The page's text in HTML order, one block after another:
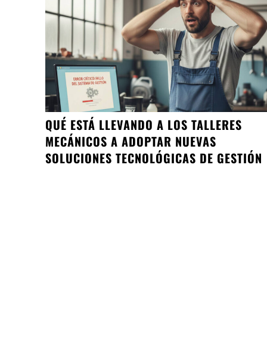
QUÉ ESTÁ LLEVANDO A LOS TALLERES
MECÁNICOS A ADOPTAR NUEVAS
SOLUCIONES TECNOLÓGICAS DE GESTIÓN